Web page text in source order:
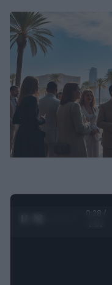
0:28 /